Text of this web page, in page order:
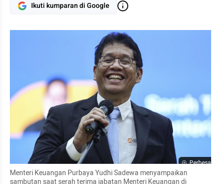
Ikuti kumparan di Google
Perbesar
Menteri Keuangan Purbaya Yudhi Sadewa menyampaikan
sambutan saat serah terima jabatan Menteri Keuangan di